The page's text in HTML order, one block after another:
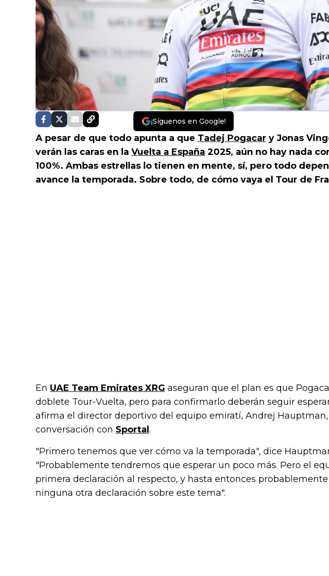
¡Síguenos en Google!
A pesar de que todo apunta a que Tadej Pogacar y Jonas
verán las caras en la Vuelta a España 2025, aún no hay nada
100%. Ambas estrellas lo tienen en mente, sí, pero todo
avance la temporada. Sobre todo, de cómo vaya el Tour de
En UAE Team Emirates XRG aseguran que el plan es que
doblete Tour-Vuelta, pero para confirmarlo deberán seguir
afirma el director deportivo del equipo emiratí, Andrej Hauptman,
conversación con Sportal .
"Primero tenemos que ver cómo va la temporada", dice
"Probablemente tendremos que esperar un poco más. Pero el
primera declaración al respecto, y hasta entonces
ninguna otra declaración sobre este tema".